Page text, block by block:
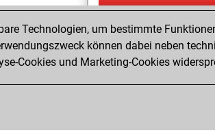
Dienstag,
You played 3
You scored +0
Technologien, um bestimmte
können dabei neben
Cookies und Marketing-Cookies